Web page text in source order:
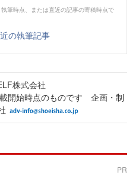
筆時点、または直近の記事の寄稿時点で
の執筆記事
株式会社
載開始時点のものです 企画・制
PR